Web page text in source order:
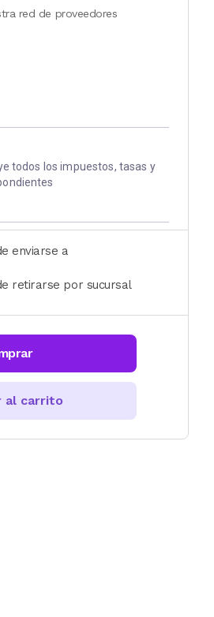
red de proveedores
todos los impuestos, tasas y
enviarse a
números)
CALCULAR
retirarse por sucursal
al carrito